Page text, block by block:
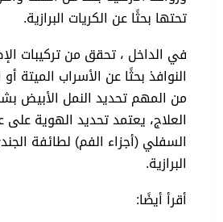
تحتها بحثًا عن الكريات البرازية.
في الداخل ، تحقق من تركيبات
النوافذ بحثًا عن الأسراب الميتة
من المهم تحديد النمل الأبيض
العلاج، يعتمد تحديد الهوية على
السفلي (أجزاء الفم) لطائفة
البرازية.
أقرأ أيضًا: